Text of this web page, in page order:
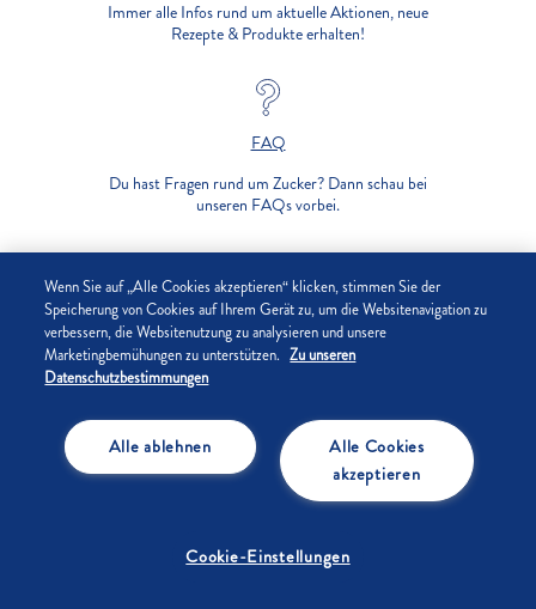
Immer alle Infos rund um aktuelle Aktionen, neue
Rezepte & Produkte erhalten!
FAQ
Du hast Fragen rund um Zucker? Dann schau bei
unseren FAQs vorbei.
UNTERNEHMEN
DATENSCHUTZ
COOKIE-EINSTELLUNGEN
Wenn Sie auf „Alle Cookies akzeptieren“ klicken, stimmen Sie der
Speicherung von Cookies auf Ihrem Gerät zu, um die Websitenavigation zu
verbessern, die Websitenutzung zu analysieren und unsere
Marketingbemühungen zu unterstützen. Zu unseren
Datenschutzbestimmungen
Alle Cookies
akzeptieren
Alle ablehnen
Cookie-Einstellungen